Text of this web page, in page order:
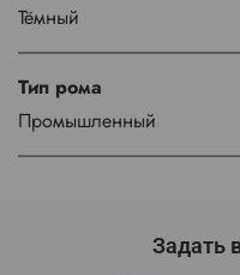
Тёмный
Тип рома
Промышленный
Задать